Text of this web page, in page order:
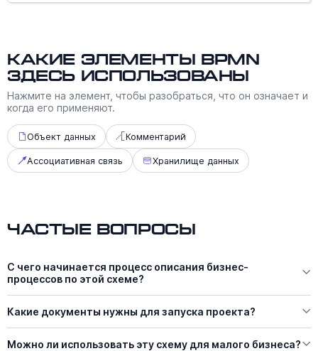
Какие элементы BPMN
здесь использованы
Нажмите на элемент, чтобы разобраться, что он означает и
когда его применяют.
Объект данных Комментарий
Ассоциативная связь Хранилище данных
Частые вопросы
С чего начинается процесс описания бизнес-
процессов по этой схеме?
Какие документы нужны для запуска проекта?
Можно ли использовать эту схему для малого бизнеса?